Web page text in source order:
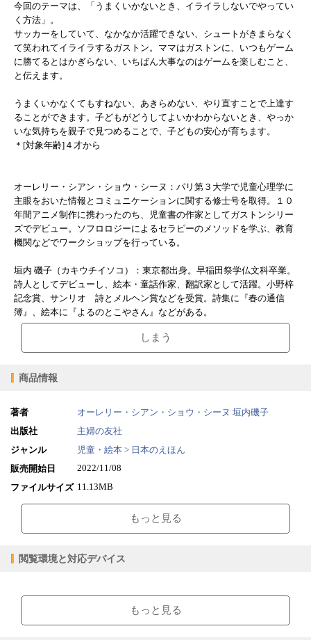
今回のテーマは、「うまくいかないとき、イライラしないでやってい
く方法」。
サッカーをしていて、なかなか活躍できない、シュートがきまらなく
て笑われてイライラするガストン。ママはガストンに、いつもゲーム
に勝てるとはかぎらない、いちばん大事なのはゲームを楽しむこと、
と伝えます。
うまくいかなくてもすねない、あきらめない、やり直すことで上達す
ることができます。子どもがどうしてよいかわからないとき、やっか
いな気持ちを親子で見つめることで、子どもの安心が育ちます。
＊[対象年齢]４才から
オーレリー・シアン・ショウ・シーヌ：パリ第３大学で児童心理学に
主眼をおいた情報とコミュニケーションに関する修士号を取得。１０
年間アニメ制作に携わったのち、児童書の作家としてガストンシリー
ズでデビュー。ソフロロジーによるセラピーのメソッドを学ぶ、教育
機関などでワークショップを行っている。
垣内 磯子（カキウチイソコ）：東京都出身。早稲田祭学仏文科卒業。
詩人としてデビューし、絵本・童話作家、翻訳家として活躍。小野梓
記念賞、サンリオ 詩とメルヘン賞などを受賞。詩集に『春の通信
簿』、絵本に『よるのとこやさん』などがある。
しまう
商品情報
著者 オーレリー・シアン・ショウ・シーヌ 垣内磯子
出版社
主婦の友社
ジャンル
児童・絵本 > 日本のえほん
販売開始日
2022/11/08
ファイルサイズ 11.13MB
ファイル形式
epub
購入
レンタル
閲覧可能期間
もっと見る
閲覧環境と対応デバイス
ブラウザビューア・PC版ConTenDoビューア・モバイルビューア
もっと見る